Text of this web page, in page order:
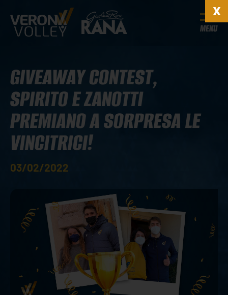
MENU
GIVEAWAY CONTEST,
SPIRITO E ZANOTTI
PREMIANO A SORPRESA LE
VINCITRICI!
03/02/2022